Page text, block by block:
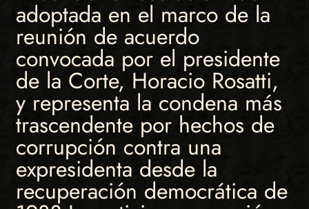
adoptada en el marco de la
reunión de acuerdo
convocada por el presidente
de la Corte, Horacio Rosatti,
y representa la condena más
trascendente por hechos de
corrupción contra una
expresidenta desde la
recuperación democrática de